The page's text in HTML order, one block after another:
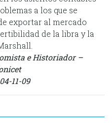
a los que se
exportar al mercado
de la libra y la
e Historiador –
11-09